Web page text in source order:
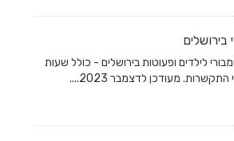
בירושלים
לילדים ופעוטות בירושלים - כולל שעות
מעודכן לדצמבר 2023....